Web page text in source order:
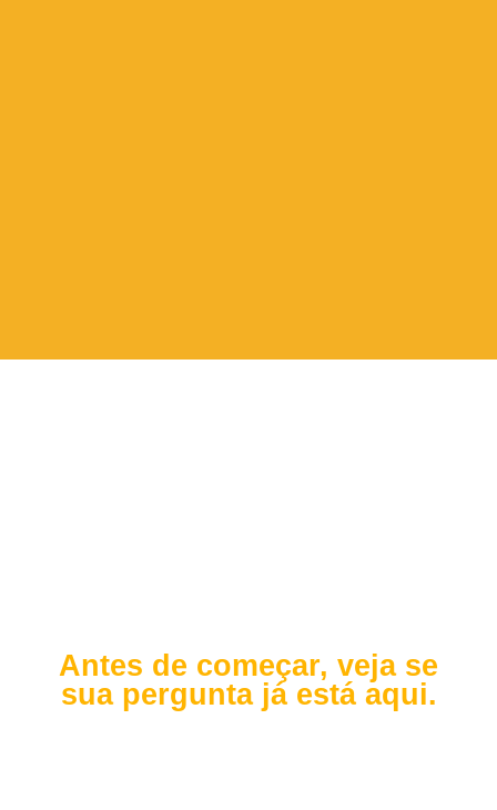
Antes de começar, veja se
sua pergunta já está aqui.